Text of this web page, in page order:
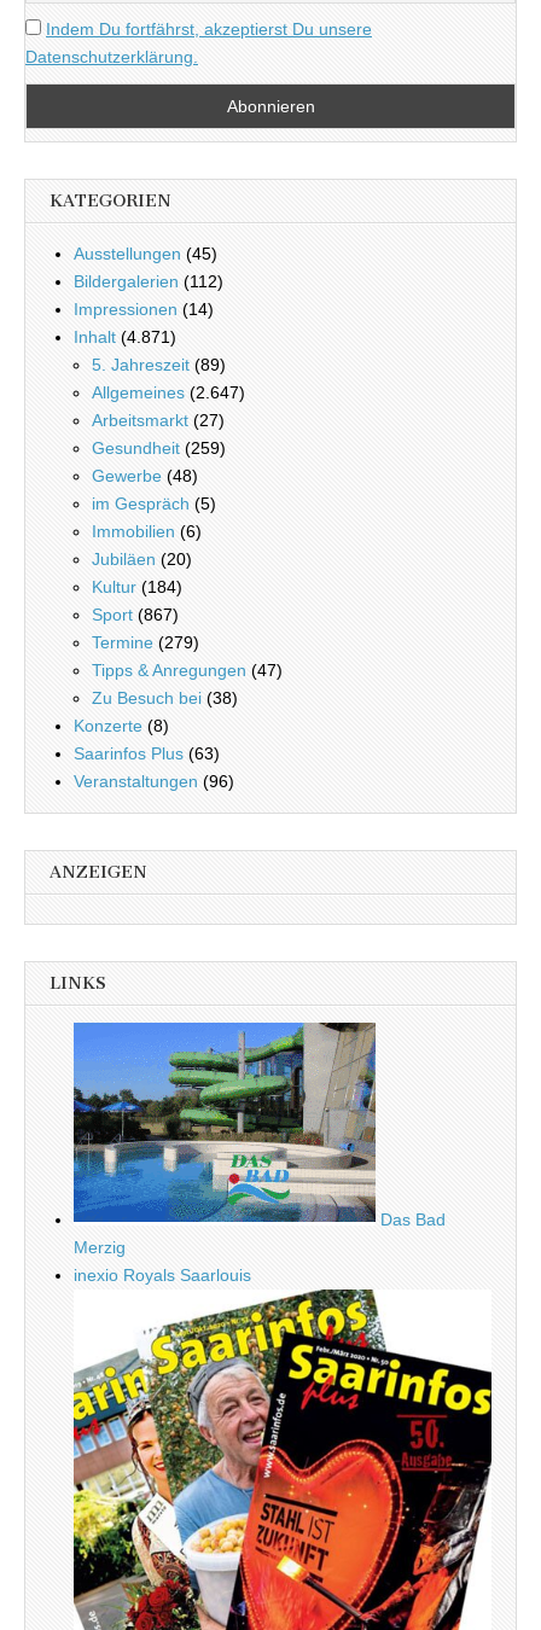
Indem Du fortfährst, akzeptierst Du unsere
Datenschutzerklärung.
KATEGORIEN
Ausstellungen (45)
Bildergalerien (112)
Impressionen (14)
Inhalt (4.871)
5. Jahreszeit (89)
Allgemeines (2.647)
Arbeitsmarkt (27)
Gesundheit (259)
Gewerbe (48)
im Gespräch (5)
Immobilien (6)
Jubiläen (20)
Kultur (184)
Sport (867)
Termine (279)
Tipps & Anregungen (47)
Zu Besuch bei (38)
Konzerte (8)
Saarinfos Plus (63)
Veranstaltungen (96)
ANZEIGEN
LINKS
Das Bad
Merzig
inexio Royals Saarlouis